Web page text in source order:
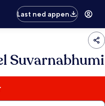
Last ned appen
Suvarnabhumi